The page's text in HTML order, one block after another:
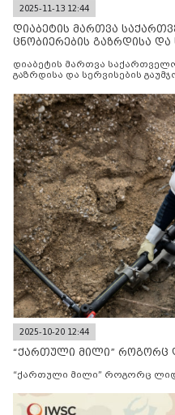
2025-11-13 12:44
დიაბეტის მართვა
ცნობიერების გაზრდისა და
დიაბეტის მართვა
გაზრდისა და სერვისების
2025-10-20 12:44
“ქართული მილი” როგორც
“ქართული მილი” როგორც